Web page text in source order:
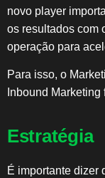
novo player
os resultados com
operação para
Para isso, o
Inbound
Estratégia
É importante dizer